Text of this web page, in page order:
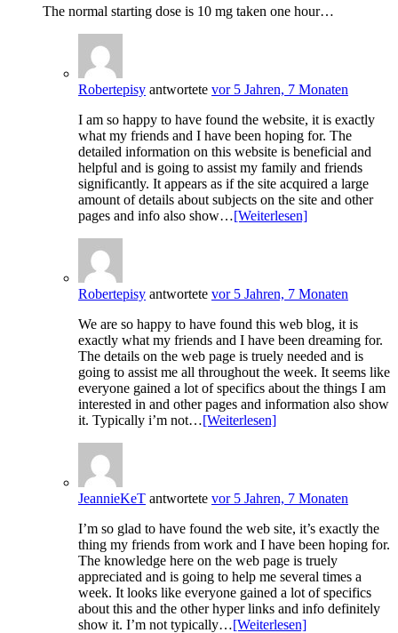
The normal starting dose is 10 mg taken one hour…
Robertepisy antwortete vor 5 Jahren, 7 Monaten
I am so happy to have found the website, it is exactly
what my friends and I have been hoping for. The
detailed information on this website is beneficial and
helpful and is going to assist my family and friends
significantly. It appears as if the site acquired a large
amount of details about subjects on the site and other
pages and info also show…[Weiterlesen]
Robertepisy antwortete vor 5 Jahren, 7 Monaten
We are so happy to have found this web blog, it is
exactly what my friends and I have been dreaming for.
The details on the web page is truely needed and is
going to assist me all throughout the week. It seems like
everyone gained a lot of specifics about the things I am
interested in and other pages and information also show
it. Typically i’m not…[Weiterlesen]
JeannieKeT antwortete vor 5 Jahren, 7 Monaten
I’m so glad to have found the web site, it’s exactly the
thing my friends from work and I have been hoping for.
The knowledge here on the web page is truely
appreciated and is going to help me several times a
week. It looks like everyone gained a lot of specifics
about this and the other hyper links and info definitely
show it. I’m not typically…[Weiterlesen]